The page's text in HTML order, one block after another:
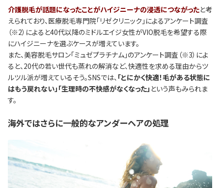
介護脱毛が話題になったことがハイジニーナの浸透につながったと考
えられており、医療脱毛専門院「リゼクリニック」によるアンケート調査
（※2）によると40代以降のミドルエイジ女性がVIO脱毛を希望する際
にハイジニーナを選ぶケースが増えています。
また、美容脱毛サロン「ミュゼプラチナム」のアンケート調査（※3）によ
ると、20代の若い世代も蒸れの解消など、快適性を求める理由からツ
ルツル派が増えているそう。SNSでは、 「とにかく快適！毛がある状態に
はもう戻れない」「生理時の不快感がなくなった」 という声もみられま
す。
海外ではさらに一般的なアンダーヘアの処理